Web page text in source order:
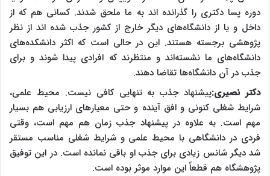
دوره پسا دکتری را گذرانده اند به ما ملحق شدند. کسانی هم که از
داخل و یا از دانشگاه‌های دیگر خارج از کشور جذب شده اند از نظر
پژوهشی برجسته هستند. این در حالی است که اکثر دانشکده‌های
دانشگاه‌های ما نشسته‌اند و منتظرند که افرادی پیدا شوند و برای
جذب در آن دانشگاه‌ها تقاضا دهند.
دکتر نصیری:پیشنهاد جذب به تنهایی کافی نیست. محیط علمی،
شرایط شغلی کنونی و افق آینده و حتی معیارهای ارزیابی هم بسیار
مهم است. به علاوه در پیشنهاد جذب زمان هم مهم است، وقتی
فردی در دانشگاهی با محیط علمی و شرایط شغلی مناسب مستقر
شد دیگر شانس زیادی برای جذب او باقی نمانده است. در این توفیق
پژوهشگاه هم قطعاً این موارد موثر بوده است.